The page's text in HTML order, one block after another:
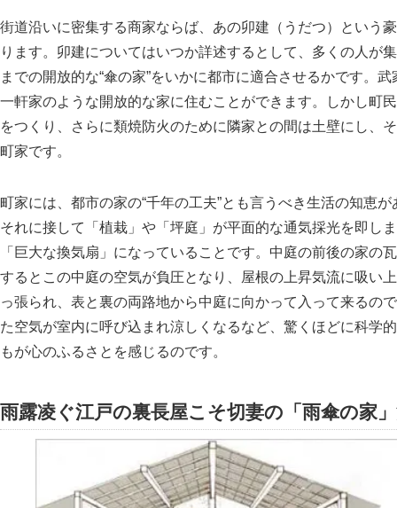
街道沿いに密集する商家ならば、あの卯建（うだつ）という
ります。卯建についてはいつか詳述するとして、多くの人が
までの開放的な“傘の家”をいかに都市に適合させるかです。
一軒家のような開放的な家に住むことができます。しかし町
をつくり、さらに類焼防火のために隣家との間は土壁にし、
町家です。
町家には、都市の家の“千年の工夫”とも言うべき生活の知恵
それに接して
植栽 や 坪庭
が平面的な通気採光を即し
巨大な換気扇
になっていることです。中庭の前後の家の
するとこの中庭の空気が負圧となり、屋根の上昇気流に吸い
っ張られ、表と裏の両路地から中庭に向かって入って来るの
た空気が室内に呼び込まれ涼しくなるなど、驚くほどに科学
もが心のふるさとを感じるのです。
雨露凌ぐ江戸の裏長屋こそ切妻の 雨傘の家